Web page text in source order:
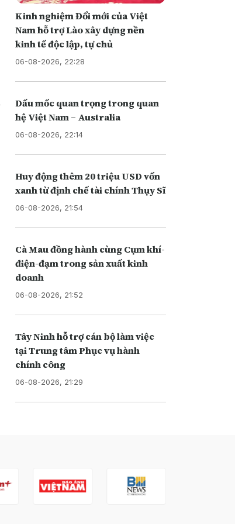
Kinh nghiệm Đổi mới của Việt
Nam hỗ trợ Lào xây dựng nền
kinh tế độc lập, tự chủ
06-08-2026, 22:28
Dấu mốc quan trọng trong quan
hệ Việt Nam – Australia
06-08-2026, 22:14
Huy động thêm 20 triệu USD vốn
xanh từ định chế tài chính Thụy Sĩ
06-08-2026, 21:54
Cà Mau đồng hành cùng Cụm khí-
điện-đạm trong sản xuất kinh
doanh
06-08-2026, 21:52
Tây Ninh hỗ trợ cán bộ làm việc
tại Trung tâm Phục vụ hành
chính công
06-08-2026, 21:29